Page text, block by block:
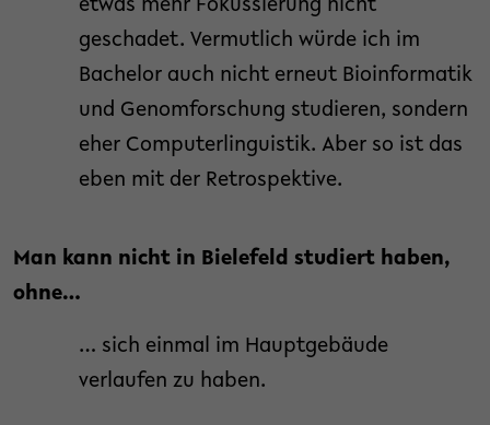
etwas mehr Fokussierung nicht
geschadet. Vermutlich würde ich im
Bachelor auch nicht erneut Bioinformatik
und Genomforschung studieren, sondern
eher Computerlinguistik. Aber so ist das
eben mit der Retrospektive.
Man kann nicht in Bielefeld studiert haben,
ohne…
… sich einmal im Hauptgebäude
verlaufen zu haben.